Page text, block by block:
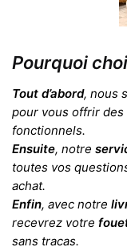
Pourquoi
Tout d’abord, nous
pour vous offrir des
fonctionnels.
Ensuite, notre
toutes vos
achat.
Enfin, avec notre
recevrez votre
sans tracas.